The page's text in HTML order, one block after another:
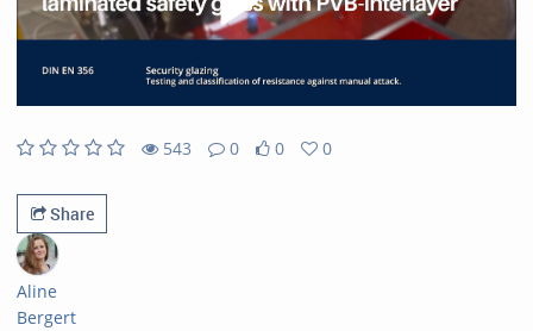
543
0
0
0
Share
Aline
Bergert